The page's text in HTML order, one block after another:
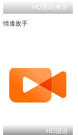
HD国语|粤语
情逢敌手
HD国语